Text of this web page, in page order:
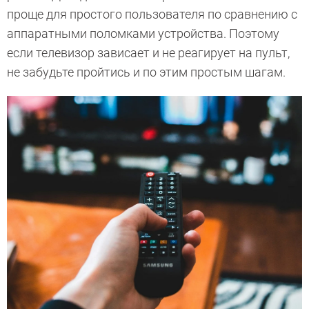
проще для простого пользователя по сравнению с
аппаратными поломками устройства. Поэтому
если телевизор зависает и не реагирует на пульт,
не забудьте пройтись и по этим простым шагам.